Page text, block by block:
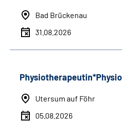
Bad Brückenau
31.08.2026
Utersum auf Föhr
05.08.2026